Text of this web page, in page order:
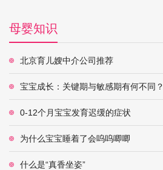
母婴知识
北京育儿嫂中介公司推荐
宝宝成长：关键期与敏感期有何不同？
0-12个月宝宝发育迟缓的症状
为什么宝宝睡着了会呜呜唧唧
什么是“真香坐姿”